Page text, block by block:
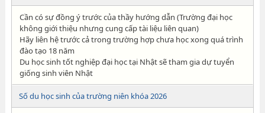
Cần có sự đồng ý trước của thầy hướng dẫn (Trường đại học
không giới thiệu nhưng cung cấp tài liệu liên quan)
Hãy liên hệ trước cả trong trường hợp chưa học xong quá trình
đào tạo 18 năm
Du học sinh tốt nghiệp đại học tại Nhật sẽ tham gia dự tuyển
giống sinh viên Nhật
Số du học sinh của trường niên khóa 2026